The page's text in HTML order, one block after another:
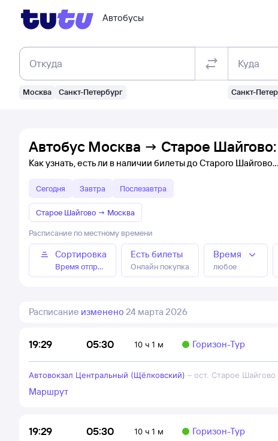
Автобусы
Откуда
Москва Санкт-Петербург
Куда
Санкт-
Автобус Москва → Старое
Как узнать, есть ли в наличии билеты до Старого Шайгово
Сегодня Завтра Послезавтра
Старое Шайгово → Москва
Расписание по местному времени
Сортировка
Время отправления
Есть билеты
Онлайн покупка
Время
любое
Расписание изменено 24 марта 2026
19:29 05:30 10 ч 1 м Горизон-Тур
Автовокзал Центральный (Щёлковский) – ост. Старое Шайгово
Маршрут
19:29 05:30 10 ч 1 м Горизон-Тур